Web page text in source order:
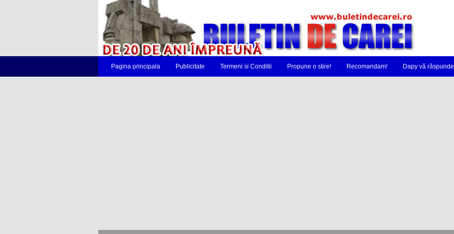
Pagina principala Publicitate Termeni si Conditii Propune o stire! Recomandam! Dapy vă răspunde